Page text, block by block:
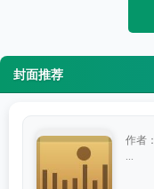
封面推荐
作者：